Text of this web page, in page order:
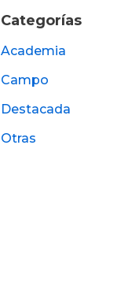
Categorías
Academia
Campo
Destacada
Otras